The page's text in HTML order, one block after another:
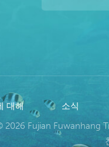
대해 소식
2026 Fujian Fuwanhang